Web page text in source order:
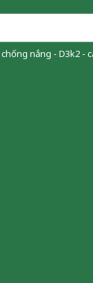
nắng - D3k2 -